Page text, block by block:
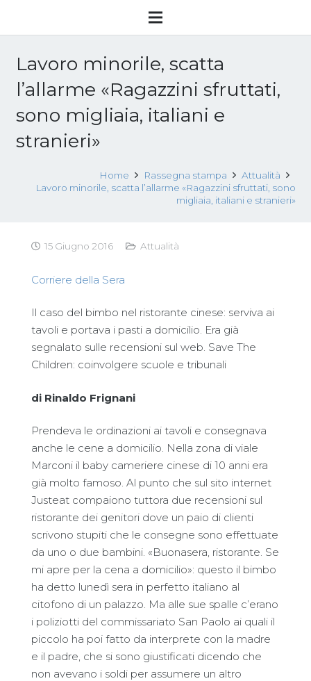
Lavoro minorile, scatta
l’allarme «Ragazzini sfruttati,
sono migliaia, italiani e
stranieri»
Home Rassegna stampa
Attualità
Lavoro minorile, scatta l’allarme «Ragazzini sfruttati, sono
migliaia, italiani e stranieri»
15 Giugno 2016 Attualità
Corriere della Sera
Il caso del bimbo nel ristorante cinese: serviva ai
tavoli e portava i pasti a domicilio. Era già
segnalato sulle recensioni sul web. Save The
Children: coinvolgere scuole e tribunali
di Rinaldo Frignani
Prendeva le ordinazioni ai tavoli e consegnava
anche le cene a domicilio. Nella zona di viale
Marconi il baby cameriere cinese di 10 anni era
già molto famoso. Al punto che sul sito internet
Justeat compaiono tuttora due recensioni sul
ristorante dei genitori dove un paio di clienti
scrivono stupiti che le consegne sono effettuate
da uno o due bambini. «Buonasera, ristorante. Se
mi apre per la cena a domicilio»: questo il bimbo
ha detto lunedì sera in perfetto italiano al
citofono di un palazzo. Ma alle sue spalle c’erano
i poliziotti del commissariato San Paolo ai quali il
piccolo ha poi fatto da interprete con la madre
e il padre, che si sono giustificati dicendo che
non avevano i soldi per assumere un altro